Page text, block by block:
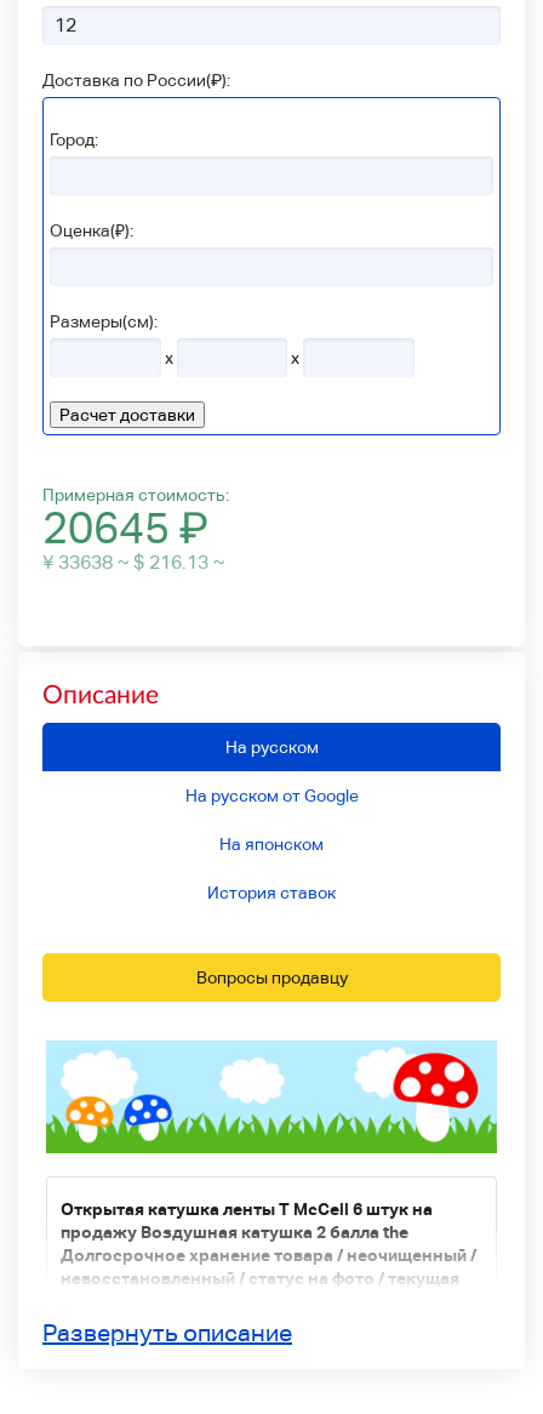
Доставка по России(₽):
Город:
Оценка(₽):
Размеры(см):
x
x
Расчет доставки
Примерная стоимость:
20645 ₽
¥ 33638 ~ $ 216.13 ~
Описание
На русском
На русском от Google
На японском
История ставок
Вопросы продавцу
Открытая катушка ленты T McCell 6 штук на
продажу Воздушная катушка 2 балла the
Долгосрочное хранение товара / неочищенный /
невосстановленный / статус на фото / текущая
Развернуть описание